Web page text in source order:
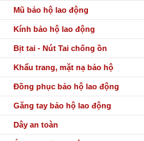
Mũ bảo hộ lao động
Kính bảo hộ lao động
Bịt tai - Nút Tai chống ồn
Khẩu trang, mặt nạ bảo hộ
Đồng phục bảo hộ lao động
Găng tay bảo hộ lao động
Dây an toàn